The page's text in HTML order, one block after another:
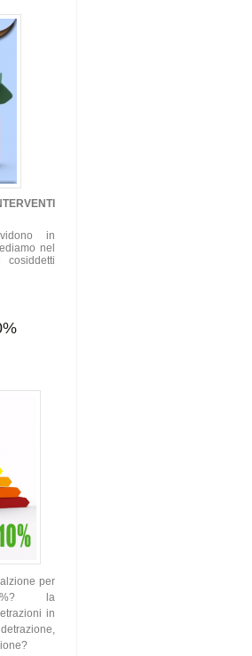
in
nel
per
la
in